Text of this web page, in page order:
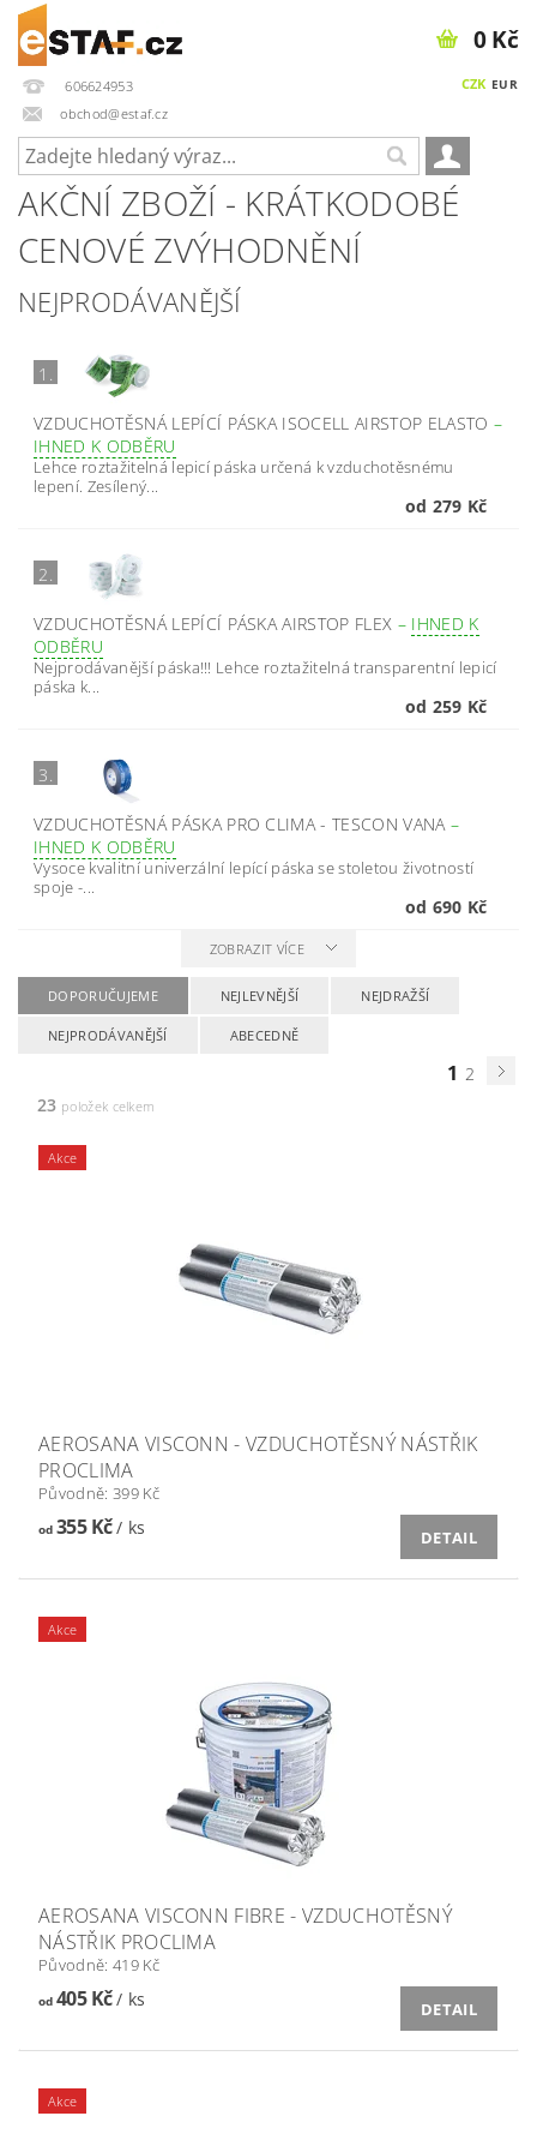
606624953
obchod@estaf.cz
CZK EUR
0 Kč
AKČNÍ ZBOŽÍ - KRÁTKODOBÉ
CENOVÉ ZVÝHODNĚNÍ
NEJPRODÁVANĚJŠÍ
1.
VZDUCHOTĚSNÁ LEPÍCÍ PÁSKA ISOCELL AIRSTOP ELASTO –
IHNED K ODBĚRU
Lehce roztažitelná lepicí páska určená k vzduchotěsnému
lepení. Zesílený...
od 279 Kč
2.
VZDUCHOTĚSNÁ LEPÍCÍ PÁSKA AIRSTOP FLEX – IHNED K
ODBĚRU
Nejprodávanější páska!!! Lehce roztažitelná transparentní lepicí
páska k...
od 259 Kč
3.
VZDUCHOTĚSNÁ PÁSKA PRO CLIMA - TESCON VANA –
IHNED K ODBĚRU
Vysoce kvalitní univerzální lepící páska se stoletou životností
spoje -...
od 690 Kč
ZOBRAZIT VÍCE
DOPORUČUJEME NEJLEVNĚJŠÍ NEJDRAŽŠÍ
NEJPRODÁVANĚJŠÍ ABECEDNĚ
1 2
23 položek celkem
Akce
AEROSANA VISCONN - VZDUCHOTĚSNÝ NÁSTŘIK
PROCLIMA
Původně: 399 Kč
od355 Kč/ ks DETAIL
Akce
AEROSANA VISCONN FIBRE - VZDUCHOTĚSNÝ
NÁSTŘIK PROCLIMA
Původně: 419 Kč
od405 Kč/ ks DETAIL
Akce